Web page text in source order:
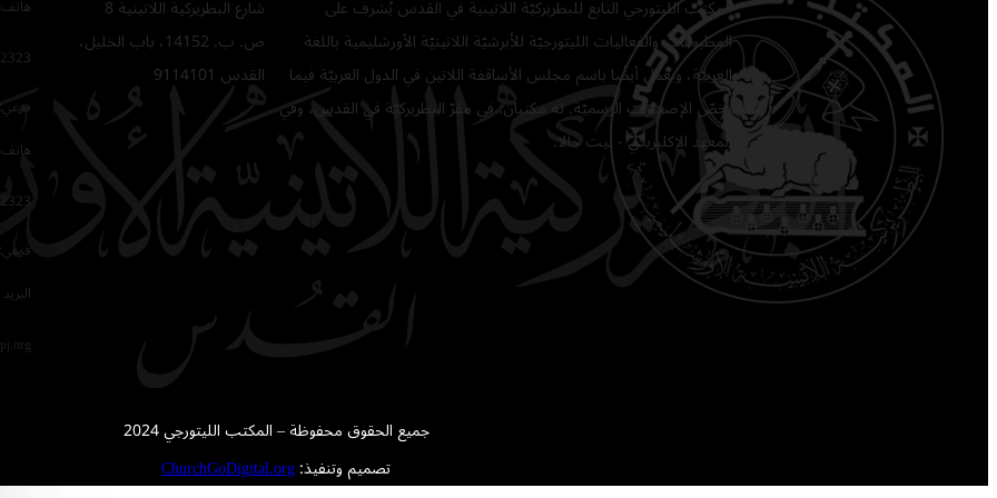
المكتب الليتورجي التابع للبطريركيّة اللاتينية في القدس يُشرف على
المطبوعات والفعاليات الليتورجيّة للأبرشيّة اللاتينيّة الأورشليمية باللغة
العربيّة، ويعمل أيضًا باسم مجلس الأساقفة اللاتين في الدول العربيّة فيما
يخصّ الإصدارات الرسميّة. له مكتبان: في مقرّ البطريركيّة في القدس، وفي
المعهد الإكليريكي - بيت جالا.
شارع البطريركية اللاتينية 8
ص. ب. 14152، باب الخليل،
القدس 9114101
فرعي: 464
هاتف
فرعي: 216
جميع الحقوق محفوظة – المكتب الليتورجي 2024
تصميم وتنفيذ:ChurchGoDigital.org